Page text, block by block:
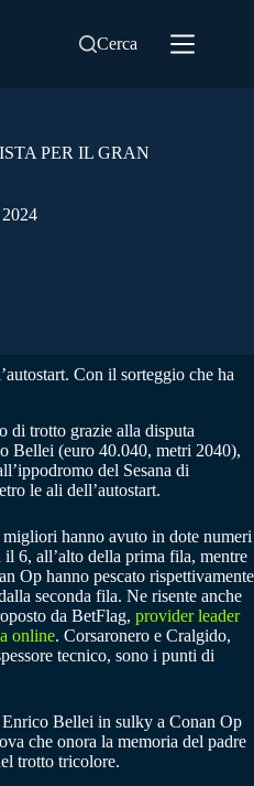
Cerca
PER IL GRAN
Con il sorteggio che ha
di trotto grazie alla disputa
Bellei (euro 40.040, metri 2040),
del Sesana di
le ali dell’autostart.
hanno avuto in dote numeri
6, all’alto della prima fila, mentre
Op hanno pescato rispettivamente
seconda fila. Ne risente anche
da BetFlag, provider leader
online. Corsaronero e Cralgido,
tecnico, sono i punti di
Bellei in sulky a Conan Op
che onora la memoria del padre
trotto tricolore.